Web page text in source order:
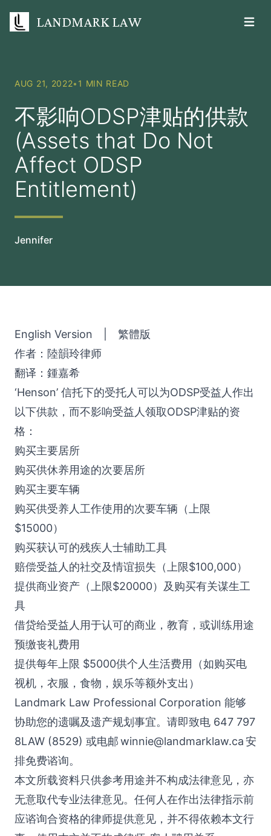
LANDMARK LAW Open
AUG 21, 2022• 1 MIN READ
不影响ODSP津贴的供款
(Assets that Do Not
Affect ODSP
Entitlement)
Jennifer
English Version
繁體版
作者：陸韻玲律师
翻译：鍾嘉希
‘Henson’ 信托下的受托人可以为ODSP受益人作出
以下供款，而不影响受益人领取ODSP津贴的资
格：
购买主要居所
购买供休养用途的次要居所
购买主要车辆
购买供受养人工作使用的次要车辆（上限
$15000）
购买获认可的残疾人士辅助工具
赔偿受益人的社交及情谊损失（上限$100,000）
提供商业资产（上限$20000）及购买有关谋生工
具
借贷给受益人用于认可的商业，教育，或训练用途
预缴丧礼费用
提供每年上限 $5000供个人生活费用（如购买电
视机，衣服，食物，娱乐等额外支出）
Landmark Law Professional Corporation 能够
协助您的遗嘱及遗产规划事宜。请即致电 647 797
8LAW (8529) 或电邮winnie@landmarklaw.ca安
排免费谘询。
本文所载资料只供参考用途并不构成法律意见，亦
无意取代专业法律意见。任何人在作出法律指示前
应谘询合资格的律师提供意见，并不得依赖本文行